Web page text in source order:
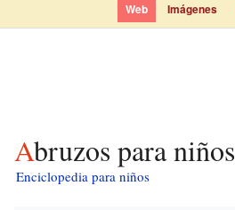
Web Imágenes
Abruzos para niños
Enciclopedia para niños